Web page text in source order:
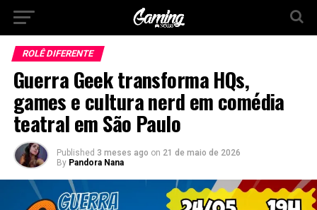
ROLÊ DIFERENTE
Guerra Geek transforma HQs,
games e cultura nerd em comédia
teatral em São Paulo
Published 3 meses ago on 21 de maio de 2026
By Pandora Nana